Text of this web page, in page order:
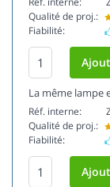
Qualité de proj.:
Fiabilité:
La même lampe
Réf. interne:
Qualité de proj.:
Fiabilité: